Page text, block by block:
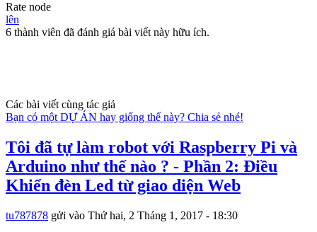
Rate node
lên
6 thành viên đã đánh giá bài viết này hữu ích.
Các bài viết cùng tác giả
Bạn có một DỰ ÁN hay giống thế này? Chia sẻ nhé!
Tôi đã tự làm robot với Raspberry Pi và
Arduino như thế nào ? - Phần 2: Điều
Khiển đèn Led từ giao diện Web
tu787878 gửi vào Thứ hai, 2 Tháng 1, 2017 - 18:30